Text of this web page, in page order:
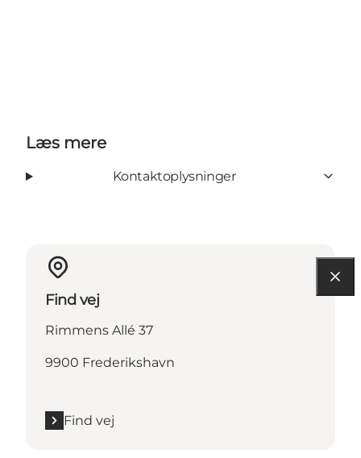
Læs mere
Kontaktoplysninger
Find vej
Rimmens Allé 37
9900 Frederikshavn
Find vej